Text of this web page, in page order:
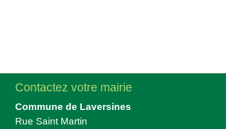
Contactez votre mairie
Commune de Laversines
Rue Saint Martin